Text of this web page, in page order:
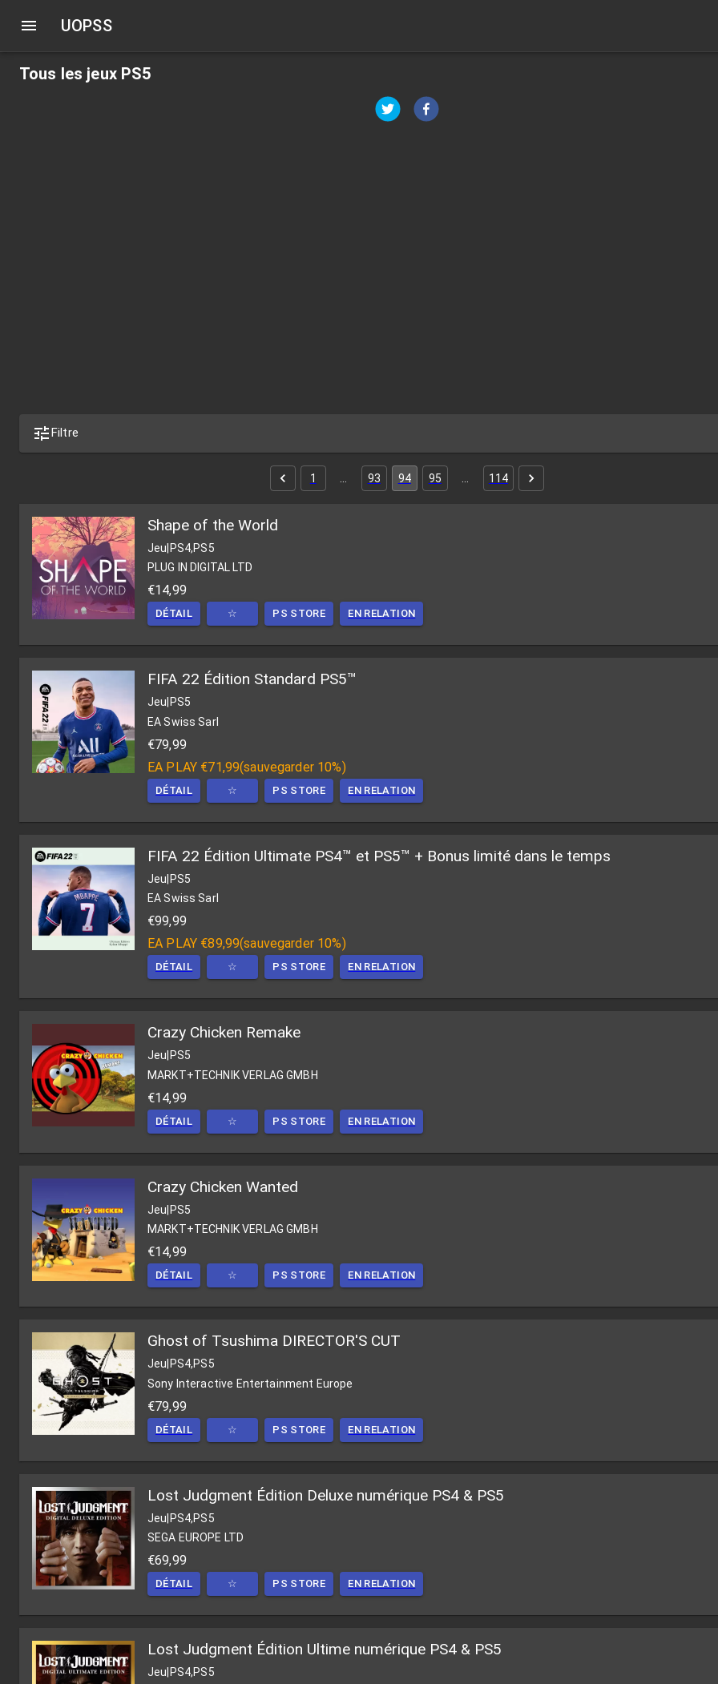
UOPSS
Tous les jeux PS5
Filtre
1 93 94 95 114
Shape of the World
Jeu|PS4,PS5
PLUG IN DIGITAL LTD
€14,99
DÉTAIL ☆ PS STORE EN RELATION
FIFA 22 Édition Standard PS5™
Jeu PS5
EA Swiss Sarl
€79,99
EA PLAY €71,99(sauvegarder 10%)
DÉTAIL ☆ PS STORE EN RELATION
FIFA 22 Édition Ultimate PS4™ et PS5™ + Bonus limité dans le temps
Jeu|PS5
EA Swiss Sarl
€99,99
EA PLAY €89,99(sauvegarder 10%)
DÉTAIL ☆ PS STORE EN RELATION
Crazy Chicken Remake
Jeu PS5
MARKT+TECHNIK VERLAG GMBH
€14,99
DÉTAIL ☆ PS STORE EN RELATION
Crazy Chicken Wanted
Jeu|PS5
MARKT+TECHNIK VERLAG GMBH
€14,99
DÉTAIL ☆ PS STORE EN RELATION
Ghost of Tsushima DIRECTOR'S CUT
Jeu PS4,PS5
Sony Interactive Entertainment Europe
€79,99
DÉTAIL ☆ PS STORE EN RELATION
Lost Judgment Édition Deluxe numérique PS4 & PS5
Jeu|PS4,PS5
SEGA EUROPE LTD
€69,99
DÉTAIL ☆ PS STORE EN RELATION
Lost Judgment Édition Ultime numérique PS4 & PS5
Jeu PS4,PS5